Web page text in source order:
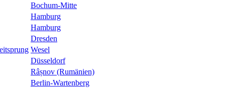
Bochum-Mitte
Hamburg
Hamburg
Dresden
Wesel
Düsseldorf
Râșnov (Rumänien)
Berlin-Wartenberg